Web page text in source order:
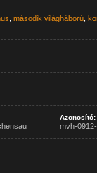
második világháború,
Azonosító:
mvh-